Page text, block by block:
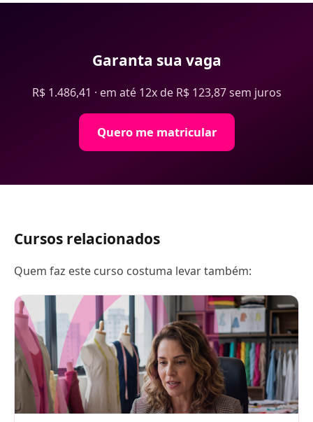
Garanta sua vaga
R$ 1.486,41 · em até 12x de R$ 123,87 sem juros
Quero me matricular
Cursos relacionados
Quem faz este curso costuma levar também: